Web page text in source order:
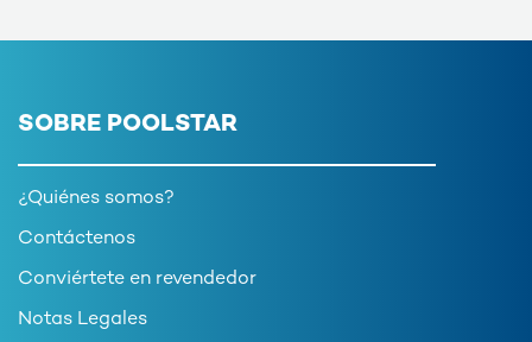
SOBRE POOLSTAR
¿Quiénes somos?
Contáctenos
Conviértete en revendedor
Notas Legales